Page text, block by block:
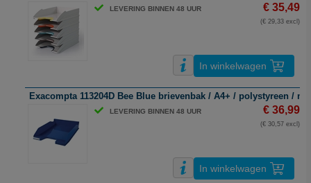
LEVERING BINNEN 48 UUR € 35,49
(€ 29,33 excl)
In winkelwagen
Exacompta 113204D Bee Blue brievenbak / A4+ / polystyreen /
LEVERING BINNEN 48 UUR € 36,99
(€ 30,57 excl)
In winkelwagen